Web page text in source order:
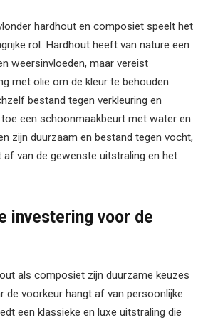
hardhout en composiet speelt het
rol. Hardhout heeft van nature een
weersinvloeden, maar vereist
met olie om de kleur te behouden.
bestand tegen verkleuring en
een schoonmaakbeurt met water en
zijn duurzaam en bestand tegen vocht,
af van de gewenste uitstraling en het
investering voor de
als composiet zijn duurzame keuzes
de voorkeur hangt af van persoonlijke
een klassieke en luxe uitstraling die